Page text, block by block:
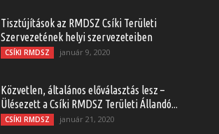
Tisztújítások az RMDSZ Csíki Területi
Szervezetének helyi szervezeteiben
CSÍKI RMDSZ január 9, 2020
Közvetlen, általános előválasztás lesz –
Ülésezett a Csíki RMDSZ Területi Állandó...
CSÍKI RMDSZ január 21, 2020